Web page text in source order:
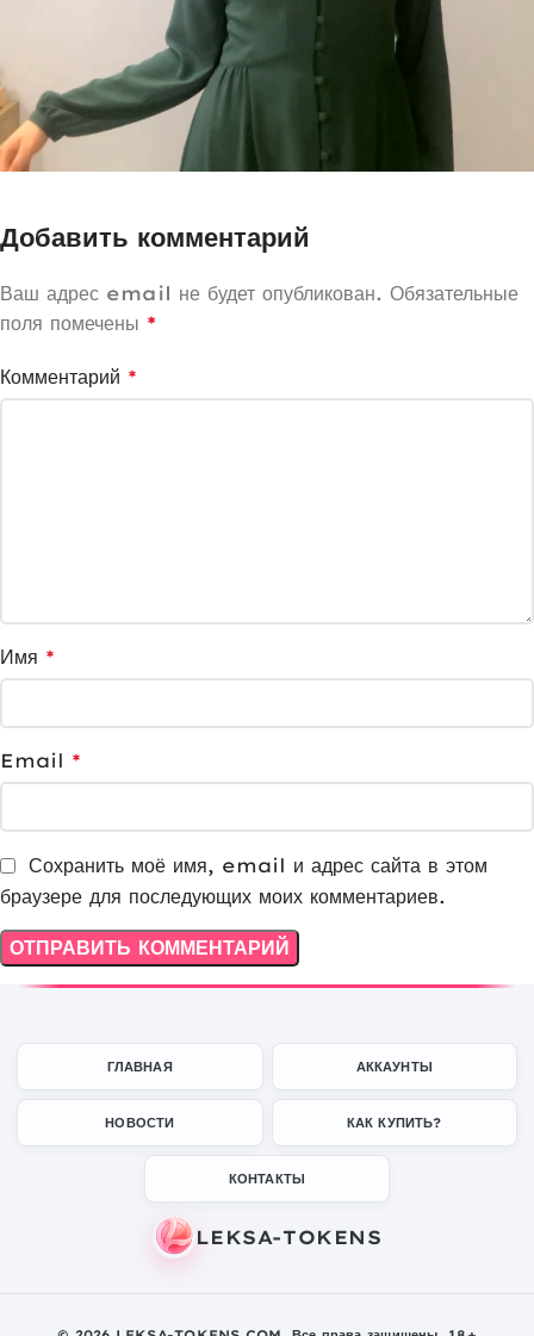
Добавить комментарий
Ваш адрес email не будет опубликован. Обязательные
поля помечены *
Комментарий *
Имя *
Email *
Сохранить моё имя, email и адрес сайта в этом
браузере для последующих моих комментариев.
ГЛАВНАЯ АККАУНТЫ
НОВОСТИ КАК КУПИТЬ?
КОНТАКТЫ